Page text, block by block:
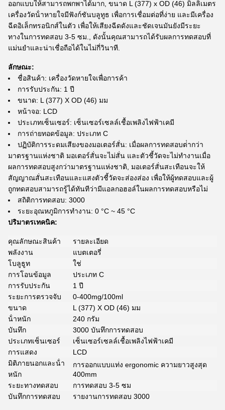
ออกแบบให้สามารถพกพาได้มาก, ขนาด L (377) x OD (46) มิลลิเมตร
เครื่องวัดน้ําหายใจมีฟังก์ชันบลูทูธ เพื่อการเชื่อมต่อที่ง่าย และมีเครื่อง
ฉีดอิเล็กทรอนิกส์ในตัว เพื่อให้เสียงฉีดดังและชัดเจนมันยังมีระยะ
ทางในการทดสอบ 3-5 ซม., ดังนั้นคุณสามารถได้รับผลการทดสอบที่
แม่นยําและน่าเชื่อถือได้ในไม่กี่วินาที.
ลักษณะ:
ชื่อสินค้า: เครื่องวัดหายใจเพื่อการค้า
การรับประกัน: 1 ปี
ขนาด: L (377) X OD (46) มม
หน้าจอ: LCD
ประเภทเซ็นเซอร์: เซ็นเซอร์เซลล์เชื้อเพลิงไฟฟ้าเคมี
การถ่ายทอดข้อมูล: ประเภท C
ปฏิบัติการระดมเสียงของมอเตอร์สั่น: เมื่อผลการทดสอบต่ํากว่า
มาตรฐานแห่งชาติ มอเตอร์สั่นจะไม่สั่น และตัวชี้วัดจะไม่ทํางานเมื่อ
ผลการทดสอบสูงกว่ามาตรฐานแห่งชาติ, มอเตอร์สั่นสะเทือนจะให้
สัญญาณสั่นสะเทือนและแสงตัวชี้วัดจะส่องส่อง เพื่อให้ผู้ทดสอบและผู้
ถูกทดสอบสามารถรู้ได้ทันทีว่ามีแอลกอฮอล์ในผลการทดสอบหรือไม่
สถิติการทดสอบ: 3000
ระยะอุณหภูมิการทํางาน: 0 °C ~ 45 °C
ปริมาตรเทคนิค:
คุณลักษณะสินค้า
รายละเอียด
พลังงาน
แบตเตอรี่
โบลูธูท
ใช่
การโอนข้อมูล
ประเภท C
การรับประกัน
1 ปี
ระยะการตรวจจับ
0-400mg/100ml
ขนาด
L (377) X OD (46) มม
น้ําหนัก
240 กรัม
บันทึก
3000 บันทึกการทดสอบ
ประเภทเซ็นเซอร์
เซ็นเซอร์เซลล์เชื้อเพลิงไฟฟ้าเคมี
การแสดง
LCD
มิติภายนอกและน้ํา
หนัก
การออกแบบแท่ง ergonomic ความยาวสูงสุด
400mm
ระยะทางทดสอบ
การทดสอบ 3-5 ซม
บันทึกการทดสอบ
รายงานการทดสอบ 3000